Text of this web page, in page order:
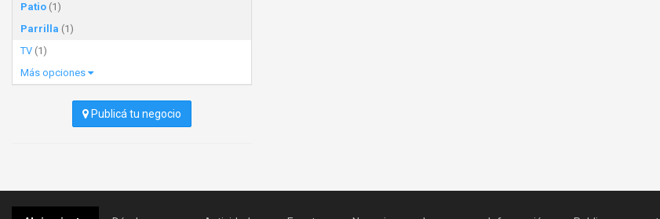
Patio (1)
Parrilla (1)
TV (1)
Más opciones
Publicá tu negocio